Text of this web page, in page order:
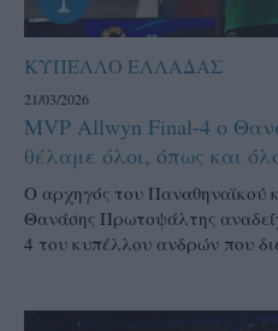
ΚΥΠΕΛΛΟ ΕΛΛΑΔΑΣ
21/03/2026
MVP Allwyn Final-4 ο
θέλαμε όλοι, όπως και
Ο αρχηγός του Παναθηναϊκού
Θανάσης Πρωτοψάλτης
4 του κυπέλλου ανδρών που